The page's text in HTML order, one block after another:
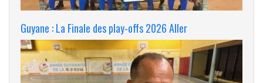
Guyane : La Finale des play-offs 2026 Aller